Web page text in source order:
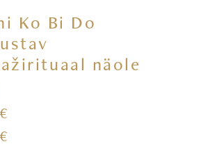
Ko Bi Do
näole